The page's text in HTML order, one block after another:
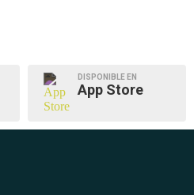
DISPONIBLE EN
App Store